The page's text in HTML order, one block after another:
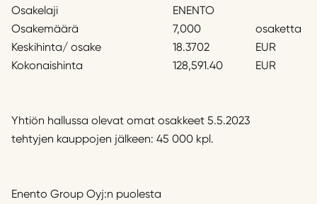
Osakelaji
ENENTO
Osakemäärä
7,000
osaketta
Keskihinta/ osake
18.3702
EUR
Kokonaishinta
128,591.40 EUR
Yhtiön hallussa olevat omat osakkeet 5.5.2023
tehtyjen kauppojen jälkeen: 45 000 kpl.
Enento Group Oyj:n puolesta